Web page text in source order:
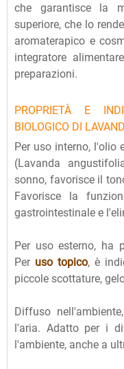
che garantisce la
superiore, che lo
aromaterapico e
integratore
preparazioni.
PROPRIETÀ E
BIOLOGICO DI
Per uso interno, l'olio
(Lavanda
sonno, favorisce il
Favorisce la
gastrointestinale e
Per uso esterno, ha
Per uso topico, è
piccole scottature,
Diffuso
l'aria. Adatto per i
l'ambiente, anche a